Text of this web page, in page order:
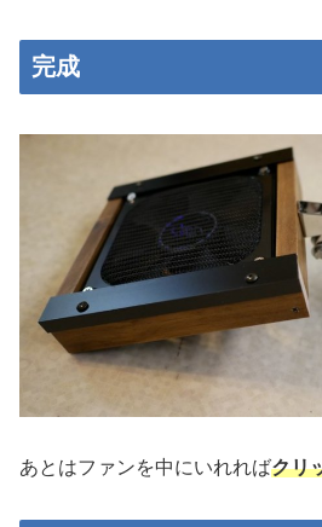
完成
あとはファンを中にいれればクリ